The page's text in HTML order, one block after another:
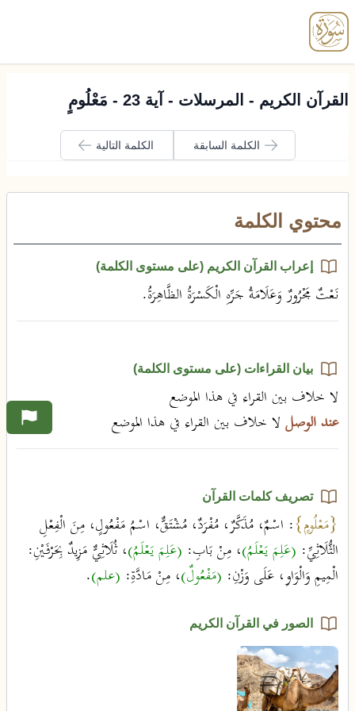
القرآن الكريم - المرسلات - آية 23 - مَعْلُومٍ
الكلمة السابقة الكلمة التالية
محتوي الكلمة
إعراب القرآن الكريم (على مستوى الكلمة)
نَعْتٌ مَجْرُورٌ وَعَلَامَةُ جَرِّهِ الْكَسْرَةُ الظَّاهِرَةُ.
بيان القراءات (على مستوى الكلمة)
لا خلاف بين القراء في هذا الموضع
عند الوصللا خلاف بين القراء في هذا الموضع
تصريف كلمات القرآن
{مَعْلُومٍ}: اسْمٌ، مُذَكَّرٌ، مُفْرَدٌ، مُشْتَقٌّ، اسْمُ مَفْعُولٍ، مِنَ الْفِعْلِ
الثُّلَاثِيِّ: (عَلِمَ يَعْلَمُ)، مِنْ بَابِ: (عَلِمَ يَعْلَمُ)، ثُلَاثِيٌّ مَزِيدٌ بِحَرْفَيْنِ:
الْمِيمِ وَالْوَاوِ، عَلَى وَزْنِ: (مَفْعُولٌ)، مِنْ مَادَّةِ: (علم).
الصور في القرآن الكريم